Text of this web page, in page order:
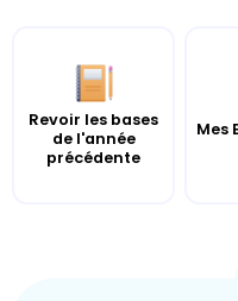
Revoir les bases
de l'année
précédente
Mes